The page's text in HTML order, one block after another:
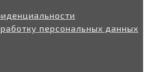
персональных данных